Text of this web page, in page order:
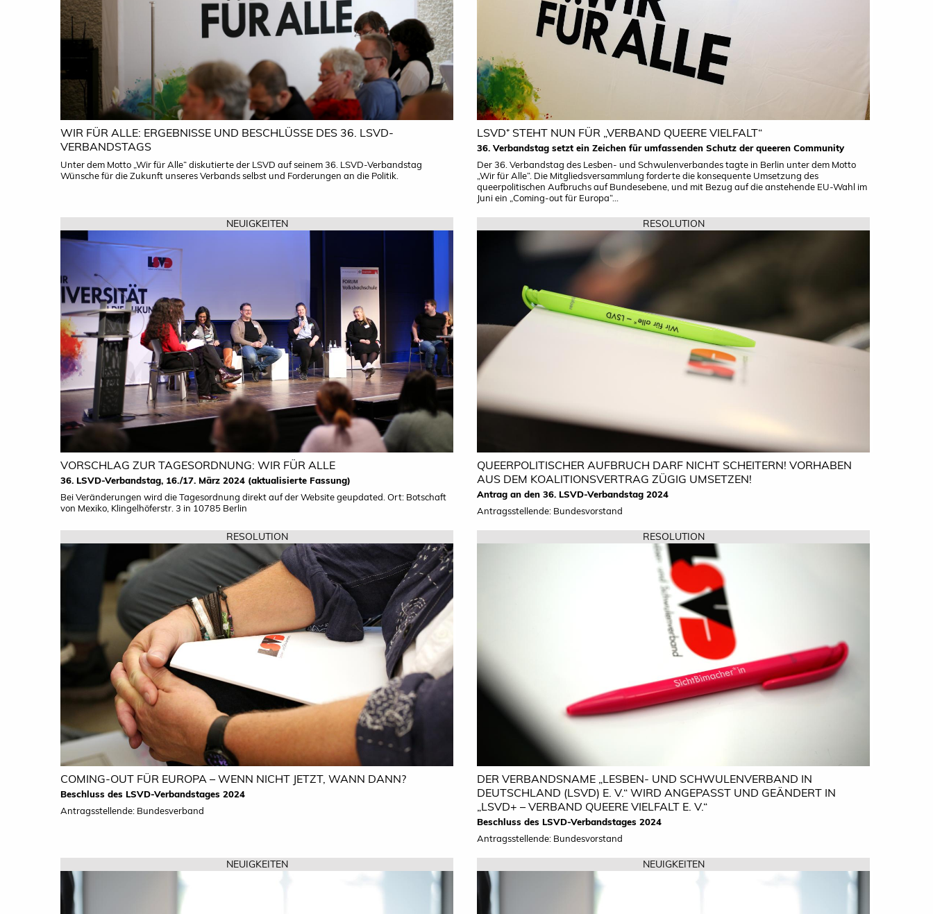
WIR FÜR ALLE: ERGEBNISSE UND BESCHLÜSSE DES 36. LSVD-
VERBANDSTAGS
Unter dem Motto „Wir für Alle“ diskutierte der LSVD auf seinem 36. LSVD-Verbandstag
Wünsche für die Zukunft unseres Verbands selbst und Forderungen an die Politik.
LSVD⁺ STEHT NUN FÜR „VERBAND QUEERE VIELFALT“
36. Verbandstag setzt ein Zeichen für umfassenden Schutz der queeren Community
Der 36. Verbandstag des Lesben- und Schwulenverbandes tagte in Berlin unter dem Motto
„Wir für Alle“. Die Mitgliedsversammlung forderte die konsequente Umsetzung des
queerpolitischen Aufbruchs auf Bundesebene, und mit Bezug auf die anstehende EU-Wahl im
Juni ein „Coming-out für Europa“...
NEUIGKEITEN
VORSCHLAG ZUR TAGESORDNUNG: WIR FÜR ALLE
36. LSVD-Verbandstag, 16./17. März 2024 (aktualisierte Fassung)
Bei Veränderungen wird die Tagesordnung direkt auf der Website geupdated. Ort: Botschaft
von Mexiko, Klingelhöferstr. 3 in 10785 Berlin
RESOLUTION
QUEERPOLITISCHER AUFBRUCH DARF NICHT SCHEITERN! VORHABEN
AUS DEM KOALITIONSVERTRAG ZÜGIG UMSETZEN!
Antrag an den 36. LSVD-Verbandstag 2024
Antragsstellende: Bundesvorstand
RESOLUTION
COMING-OUT FÜR EUROPA – WENN NICHT JETZT, WANN DANN?
Beschluss des LSVD-Verbandstages 2024
Antragsstellende: Bundesverband
RESOLUTION
DER VERBANDSNAME „LESBEN- UND SCHWULENVERBAND IN
DEUTSCHLAND (LSVD) E. V.“ WIRD ANGEPASST UND GEÄNDERT IN
„LSVD+ – VERBAND QUEERE VIELFALT E. V.“
Beschluss des LSVD-Verbandstages 2024
Antragsstellende: Bundesvorstand
NEUIGKEITEN NEUIGKEITEN